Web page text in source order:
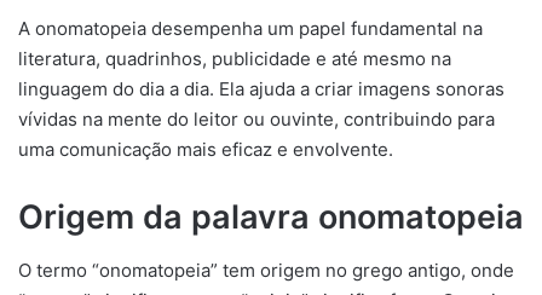
A onomatopeia desempenha um papel fundamental na
literatura, quadrinhos, publicidade e até mesmo na
linguagem do dia a dia. Ela ajuda a criar imagens sonoras
vívidas na mente do leitor ou ouvinte, contribuindo para
uma comunicação mais eficaz e envolvente.
Origem da palavra onomatopeia
O termo “onomatopeia” tem origem no grego antigo, onde